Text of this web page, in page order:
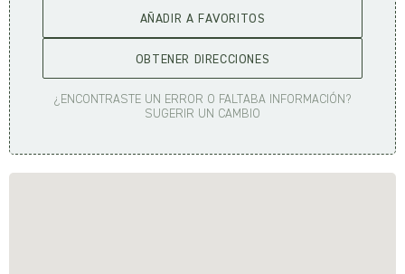
AÑADIR A FAVORITOS
OBTENER DIRECCIONES
¿ENCONTRASTE UN ERROR O FALTABA INFORMACIÓN?
SUGERIR UN CAMBIO